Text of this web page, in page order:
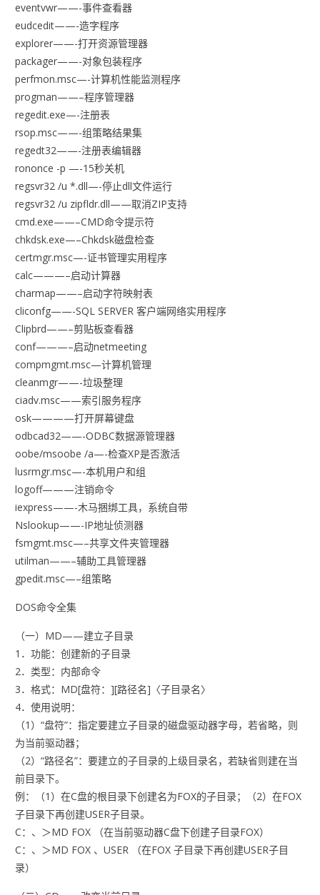
eventvwr——-事件查看器
eudcedit——-造字程序
explorer——-打开资源管理器
packager——-对象包装程序
perfmon.msc—-计算机性能监测程序
progman——–程序管理器
regedit.exe—-注册表
rsop.msc——-组策略结果集
regedt32——-注册表编辑器
rononce -p —-15秒关机
regsvr32 /u *.dll—-停止dll文件运行
regsvr32 /u zipfldr.dll——取消ZIP支持
cmd.exe——–CMD命令提示符
chkdsk.exe—–Chkdsk磁盘检查
certmgr.msc—-证书管理实用程序
calc———–启动计算器
charmap——–启动字符映射表
cliconfg——-SQL SERVER 客户端网络实用程序
Clipbrd——–剪贴板查看器
conf———–启动netmeeting
compmgmt.msc—计算机管理
cleanmgr——-垃圾整理
ciadv.msc——索引服务程序
osk————打开屏幕键盘
odbcad32——-ODBC数据源管理器
oobe/msoobe /a—-检查XP是否激活
lusrmgr.msc—-本机用户和组
logoff———注销命令
iexpress——-木马捆绑工具，系统自带
Nslookup——-IP地址侦测器
fsmgmt.msc—–共享文件夹管理器
utilman——–辅助工具管理器
gpedit.msc—–组策略
DOS命令全集
（一）MD——建立子目录
1．功能：创建新的子目录
2．类型：内部命令
3．格式：MD[盘符：][路径名]〈子目录名〉
4．使用说明：
（1）“盘符”：指定要建立子目录的磁盘驱动器字母，若省略，则
为当前驱动器；
（2）“路径名”：要建立的子目录的上级目录名，若缺省则建在当
前目录下。
例：（1）在C盘的根目录下创建名为FOX的子目录；（2）在FOX
子目录下再创建USER子目录。
C：、＞MD FOX （在当前驱动器C盘下创建子目录FOX）
C：、＞MD FOX 、USER （在FOX 子目录下再创建USER子目
录）